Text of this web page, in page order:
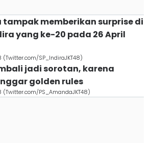
tampak memberikan surprise di
yang ke-20 pada 26 April
SP_IndiraJKT48)
jadi sorotan, karena
golden rules
PS_AmandaJKT48)